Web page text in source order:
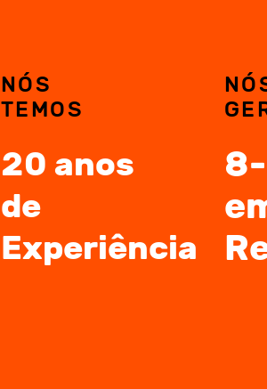
NÓS
TEMOS
20 anos
de
Experiência